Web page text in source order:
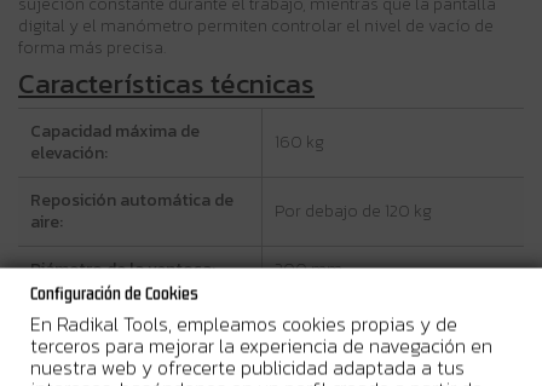
digital y el manómetro permiten controlar el nivel de vacío de
forma más precisa.
Características técnicas
Capacidad máxima de
elevación:
160 kg
Reposición automática de
aire:
Por debajo de 120 kg
Diámetro de la ventosa:
200 mm
Batería:
Li-ion 3,7V / 3,2Ah
Autonomía aproximada:
2 horas
Configuración de Cookies
En Radikal Tools, empleamos cookies propias y de
terceros para mejorar la experiencia de navegación en
nuestra web y ofrecerte publicidad adaptada a tus